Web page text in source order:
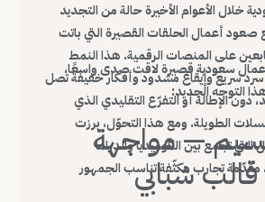
خلال الأعوام الأخيرة حالة من التجديد
أعمال الحلقات القصيرة التي باتت
على المنصات الرقمية. هذا النمط
سريع وإيقاع مشدود وأفكار خفيفة تصل
دون الإطالة أو التفرّع التقليدي الذي
الطويلة. ومع هذا التحوّل، برزت
تجمع بين الكوميديا والدراما
مقدّمة تجارب مكثّفة تناسب الجمهور
سعودية قصيرة لاقت صدى واسعًا،
التوجه الجديد:
— مواجهة
قالب شبابي